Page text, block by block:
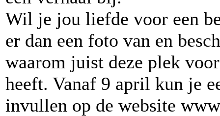
Wil je jou liefde voor een
er dan een foto van en
waarom juist deze plek
heeft. Vanaf 9 april kun je
invullen op de website